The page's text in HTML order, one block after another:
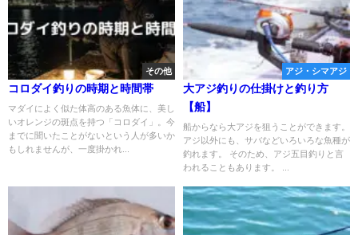
その他
コロダイ釣りの時期と時間帯
マダイによく似た体高のある魚体に、美し
いオレンジの斑点を持つ「コロダイ」。今
までに聞いたことがないという人が多いか
もしれませんが、一度掛かれ...
アジ・シマアジ
大アジ釣りの仕掛けと釣り方
【船】
船からなら大アジを狙うことができます。
アジ以外にも、サバなどいろいろな魚種が
釣れます。 そのため、アジ五目釣りと言
われることもあります。 ...